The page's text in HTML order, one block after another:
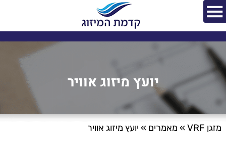
יועץ מיזוג אוויר
מזגן VRF » מאמרים » יועץ מיזוג אוויר